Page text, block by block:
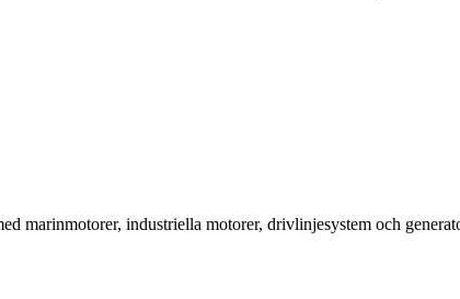
marinmotorer, industriella motorer, drivlinjesystem och